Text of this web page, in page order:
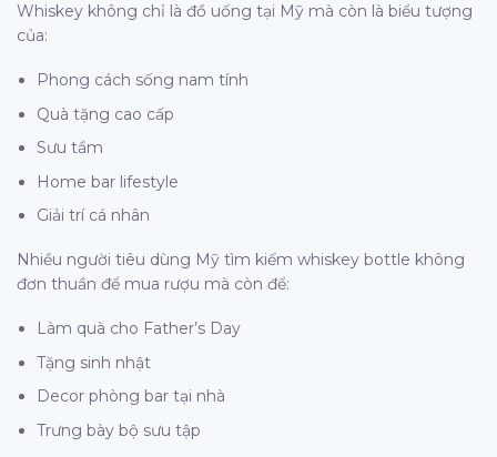
Whiskey không chỉ là đồ uống tại Mỹ mà còn là biểu tượng
của:
Phong cách sống nam tính
Quà tặng cao cấp
Sưu tầm
Home bar lifestyle
Giải trí cá nhân
Nhiều người tiêu dùng Mỹ tìm kiếm whiskey bottle không
đơn thuần để mua rượu mà còn để:
Làm quà cho Father’s Day
Tặng sinh nhật
Decor phòng bar tại nhà
Trưng bày bộ sưu tập